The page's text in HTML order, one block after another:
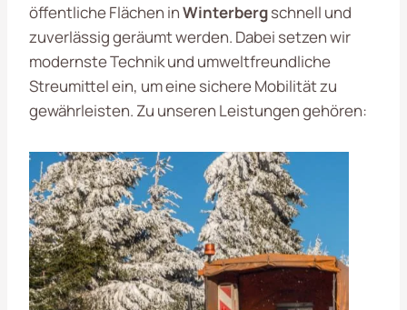
öffentliche Flächen inWinterbergschnell und
zuverlässig geräumt werden. Dabei setzen wir
modernste Technik und umweltfreundliche
Streumittel ein, um eine sichere Mobilität zu
gewährleisten. Zu unseren Leistungen gehören: